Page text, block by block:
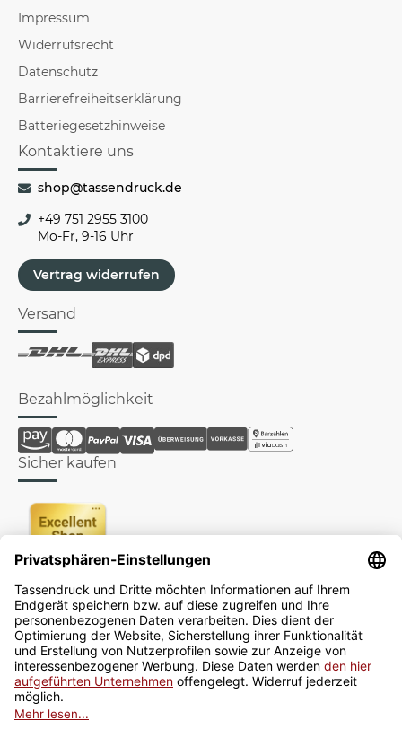
Impressum
Widerrufsrecht
Datenschutz
Barrierefreiheitserklärung
Batteriegesetzhinweise
Kontaktiere uns
shop@tassendruck.de
+49 751 2955 3100
Mo-Fr, 9-16 Uhr
Vertrag widerrufen
Versand
Bezahlmöglichkeit
Sicher kaufen
Newsletter